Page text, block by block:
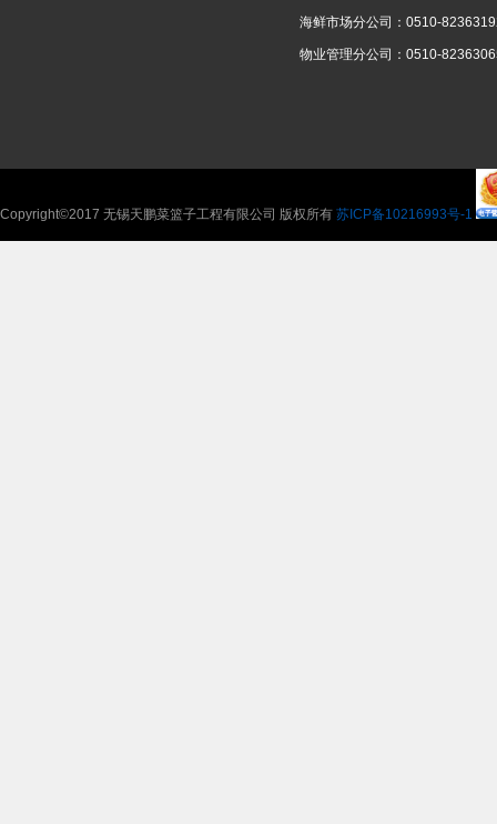
海鲜市场分公司：0510-
物业管理分公司：0510-
Copyright©2017 无锡天鹏菜篮子工程有限公司 版权所有 苏ICP备10216993号-1